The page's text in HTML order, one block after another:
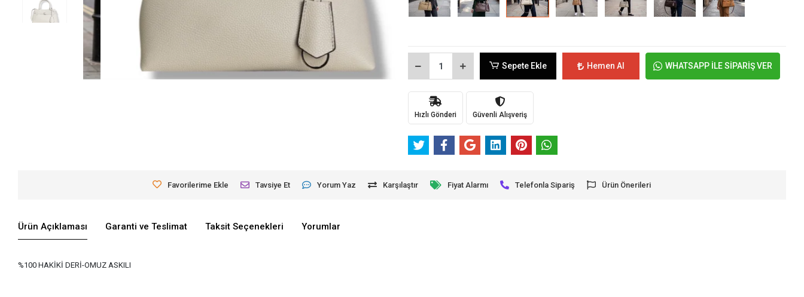
Sepete Ekle Hemen Al WHATSAPP İLE SİPARİŞ VER
Hızlı Gönderi Güvenli Alışveriş
Favorilerime Ekle Tavsiye Et Yorum Yaz Karşılaştır Fiyat Alarmı Telefonla Sipariş Ürün Önerileri
Ürün Açıklaması Garanti ve Teslimat Taksit Seçenekleri Yorumlar
%100 HAKİKİ DERİ-OMUZ ASKILI